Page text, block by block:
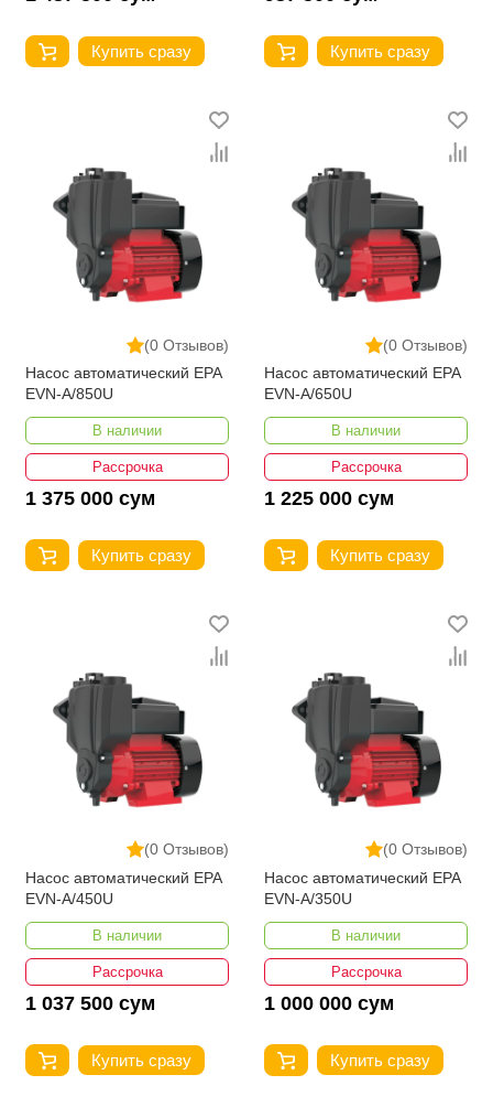
Купить сразу Купить сразу
(0 Отзывов)
Насос автоматический EPA
EVN-A/850U
В наличии
Рассрочка
1 375 000 сум
Купить сразу
(0 Отзывов)
Насос автоматический EPA
EVN-A/650U
В наличии
Рассрочка
1 225 000 сум
Купить сразу
(0 Отзывов)
Насос автоматический EPA
EVN-A/450U
В наличии
Рассрочка
1 037 500 сум
Купить сразу
(0 Отзывов)
Насос автоматический EPA
EVN-A/350U
В наличии
Рассрочка
1 000 000 сум
Купить сразу